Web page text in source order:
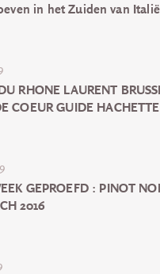
in het Zuiden van Italië
RHONE LAURENT
COEUR GUIDE
GEPROEFD : PINOT
2016